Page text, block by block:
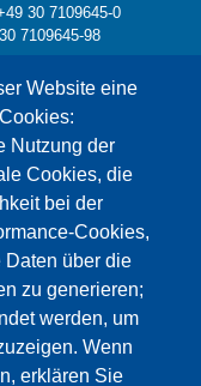
Website eine
Nutzung der
Cookies, die
bei der
Cookies,
Daten über die
zu generieren;
werden, um
Wenn
erklären Sie
30 7109645-0
7109645-98
потому что
приняты.
ТОЛЬКО